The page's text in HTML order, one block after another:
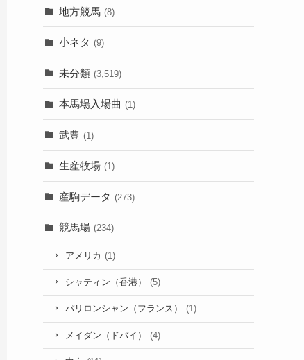
地方競馬 (8)
小ネタ (9)
未分類 (3,519)
本馬場入場曲 (1)
武豊 (1)
生産牧場 (1)
産駒データ (273)
競馬場 (234)
アメリカ (1)
シャティン（香港） (5)
パリロンシャン（フランス） (1)
メイダン（ドバイ） (4)